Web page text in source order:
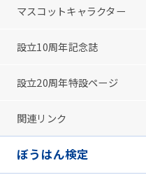
マスコットキャラクター
設立10周年記念誌
設立20周年特設ページ
関連リンク
ぼうはん検定